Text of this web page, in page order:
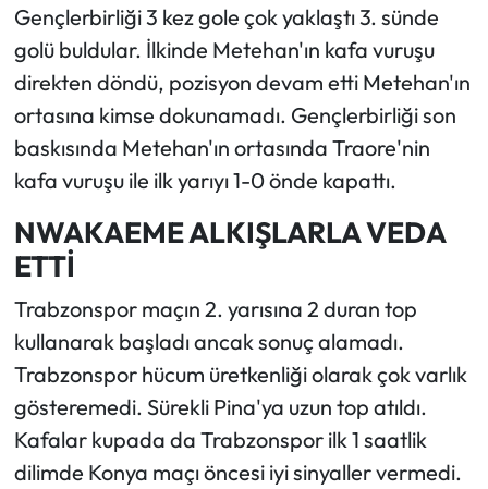
Gençlerbirliği 3 kez gole çok yaklaştı 3. sünde
golü buldular. İlkinde Metehan'ın kafa vuruşu
direkten döndü, pozisyon devam etti Metehan'ın
ortasına kimse dokunamadı. Gençlerbirliği son
baskısında Metehan'ın ortasında Traore'nin
kafa vuruşu ile ilk yarıyı 1-0 önde kapattı.
NWAKAEME ALKIŞLARLA VEDA
ETTİ
Trabzonspor maçın 2. yarısına 2 duran top
kullanarak başladı ancak sonuç alamadı.
Trabzonspor hücum üretkenliği olarak çok varlık
gösteremedi. Sürekli Pina'ya uzun top atıldı.
Kafalar kupada da Trabzonspor ilk 1 saatlik
dilimde Konya maçı öncesi iyi sinyaller vermedi.